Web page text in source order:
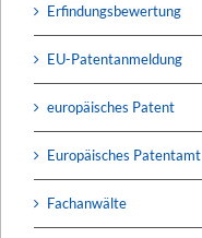
Erfindungsbewertung
EU-Patentanmeldung
europäisches Patent
Europäisches Patentamt
Fachanwälte